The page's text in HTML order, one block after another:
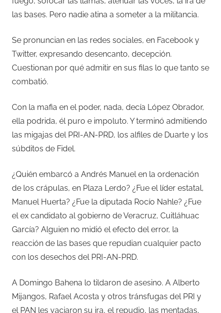
las bases. Pero nadie atina a someter a la militancia.
Se pronuncian en las redes sociales, en Facebook y
Twitter, expresando desencanto, decepción.
Cuestionan por qué admitir en sus filas lo que tanto se
combatió.
Con la mafia en el poder, nada, decía López Obrador,
ella podrida, él puro e impoluto. Y terminó admitiendo
las migajas del PRI-AN-PRD, los alfiles de Duarte y los
súbditos de Fidel.
¿Quién embarcó a Andrés Manuel en la ordenación
de los crápulas, en Plaza Lerdo? ¿Fue el líder estatal,
Manuel Huerta? ¿Fue la diputada Rocío Nahle? ¿Fue
el ex candidato al gobierno de Veracruz, Cuitláhuac
García? Alguien no midió el efecto del error, la
reacción de las bases que repudian cualquier pacto
con los desechos del PRI-AN-PRD.
A Domingo Bahena lo tildaron de asesino. A Alberto
Mijangos, Rafael Acosta y otros tránsfugas del PRI y
el PAN les vaciaron su ira, el repudio, las mentadas,